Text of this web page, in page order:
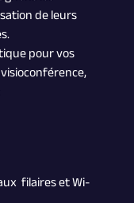
de leurs
pour vos
filaires et Wi-